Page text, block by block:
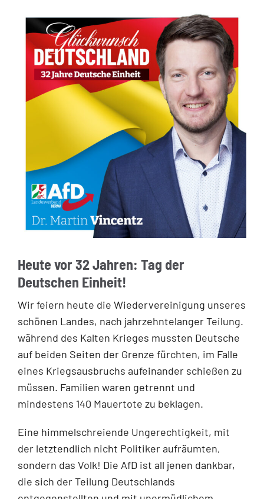
Heute vor 32 Jahren: Tag der
Deutschen Einheit!
Wir feiern heute die Wiedervereinigung unseres
schönen Landes, nach jahrzehntelanger Teilung.
während des Kalten Krieges mussten Deutsche
auf beiden Seiten der Grenze fürchten, im Falle
eines Kriegsausbruchs aufeinander schießen zu
müssen. Familien waren getrennt und
mindestens 140 Mauertote zu beklagen.
Eine himmelschreiende Ungerechtigkeit, mit
der letztendlich nicht Politiker aufräumten,
sondern das Volk! Die AfD ist all jenen dankbar,
die sich der Teilung Deutschlands